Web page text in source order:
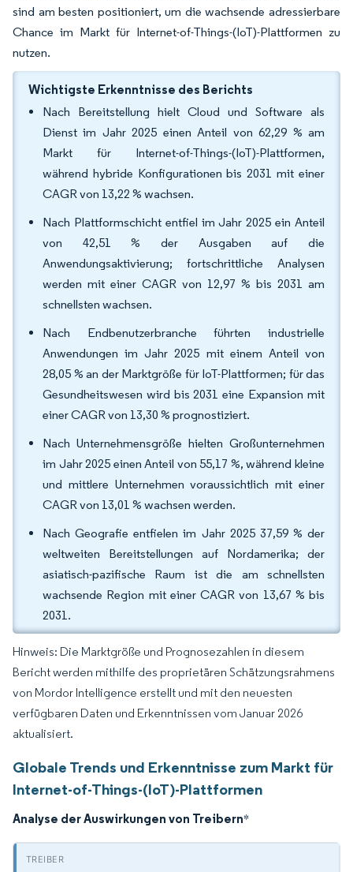
sind am besten positioniert, um die wachsende adressierbare
Chance im Markt für Internet-of-Things-(IoT)-Plattformen zu
nutzen.
Wichtigste Erkenntnisse des Berichts
Nach Bereitstellung hielt Cloud und Software als
Dienst im Jahr 2025 einen Anteil von 62,29 % am
Markt für Internet-of-Things-(IoT)-Plattformen,
während hybride Konfigurationen bis 2031 mit einer
CAGR von 13,22 % wachsen.
Nach Plattformschicht entfiel im Jahr 2025 ein Anteil
von 42,51 % der Ausgaben auf die
Anwendungsaktivierung; fortschrittliche Analysen
werden mit einer CAGR von 12,97 % bis 2031 am
schnellsten wachsen.
Nach Endbenutzerbranche führten industrielle
Anwendungen im Jahr 2025 mit einem Anteil von
28,05 % an der Marktgröße für IoT-Plattformen; für das
Gesundheitswesen wird bis 2031 eine Expansion mit
einer CAGR von 13,30 % prognostiziert.
Nach Unternehmensgröße hielten Großunternehmen
im Jahr 2025 einen Anteil von 55,17 %, während kleine
und mittlere Unternehmen voraussichtlich mit einer
CAGR von 13,01 % wachsen werden.
Nach Geografie entfielen im Jahr 2025 37,59 % der
weltweiten Bereitstellungen auf Nordamerika; der
asiatisch-pazifische Raum ist die am schnellsten
wachsende Region mit einer CAGR von 13,67 % bis
2031.
Hinweis: Die Marktgröße und Prognosezahlen in diesem
Bericht werden mithilfe des proprietären Schätzungsrahmens
von Mordor Intelligence erstellt und mit den neuesten
verfügbaren Daten und Erkenntnissen vom Januar 2026
aktualisiert.
Globale Trends und Erkenntnisse zum Markt für
Internet-of-Things-(IoT)-Plattformen
Analyse der Auswirkungen von Treibern*